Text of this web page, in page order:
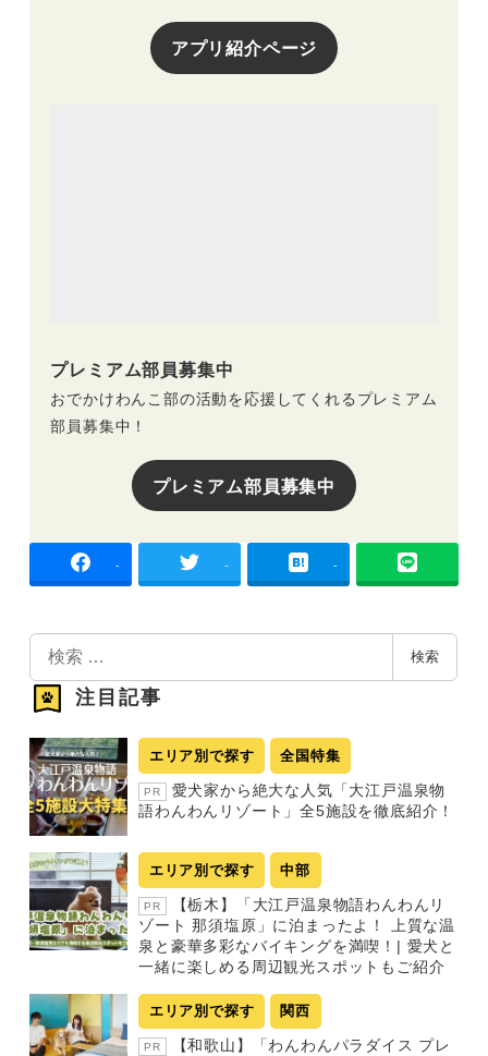
アプリ紹介ページ
プレミアム部員募集中
おでかけわんこ部の活動を応援してくれるプレミアム
部員募集中！
プレミアム部員募集中
- - -
検
索
検索
注目記事
エリア別で探す 全国特集
PR
愛犬家から絶大な人気「大江戸温泉物
語わんわんリゾート」全5施設を徹底紹介！
エリア別で探す 中部
PR
【栃木】「大江戸温泉物語わんわんリ
ゾート 那須塩原」に泊まったよ！ 上質な温
泉と豪華多彩なバイキングを満喫！| 愛犬と
一緒に楽しめる周辺観光スポットもご紹介
エリア別で探す 関西
PR 【和歌山】「わんわんパラダイス プレ